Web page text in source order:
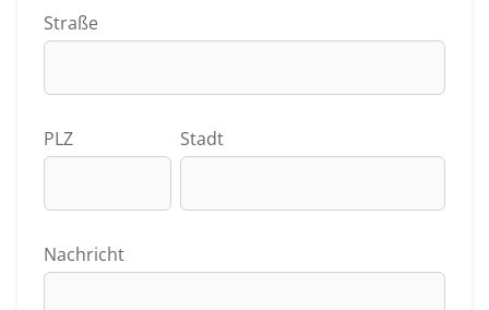
Straße
PLZ Stadt
Nachricht